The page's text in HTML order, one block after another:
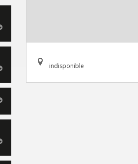
indisponible